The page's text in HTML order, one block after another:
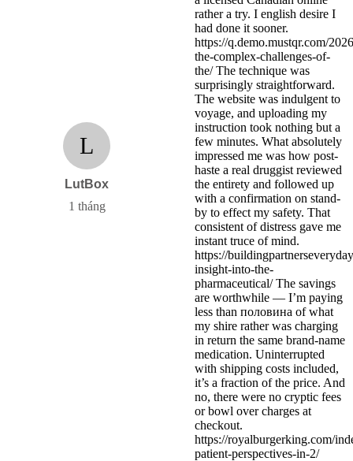
L
LutBox
1 tháng
rather a try. I english desire I
had done it sooner.
https://q.demo.mustqr.com/
the-complex-challenges-of-
the/ The technique was
surprisingly straightforward.
The website was indulgent to
voyage, and uploading my
instruction took nothing but a
few minutes. What absolutely
impressed me was how post-
haste a real druggist reviewed
the entirety and followed up
with a confirmation on stand-
by to effect my safety. That
consistent of distress gave me
instant truce of mind.
https://
insight-into-the-
pharmaceutical/ The savings
are worthwhile — I’m paying
less than половина of what
my shire rather was charging
in return the same brand-name
medication. Uninterrupted
with shipping costs included,
it’s a fraction of the price. And
no, there were no cryptic fees
or bowl over charges at
checkout.
https://royalburgerking.com/
patient-perspectives-in-2/